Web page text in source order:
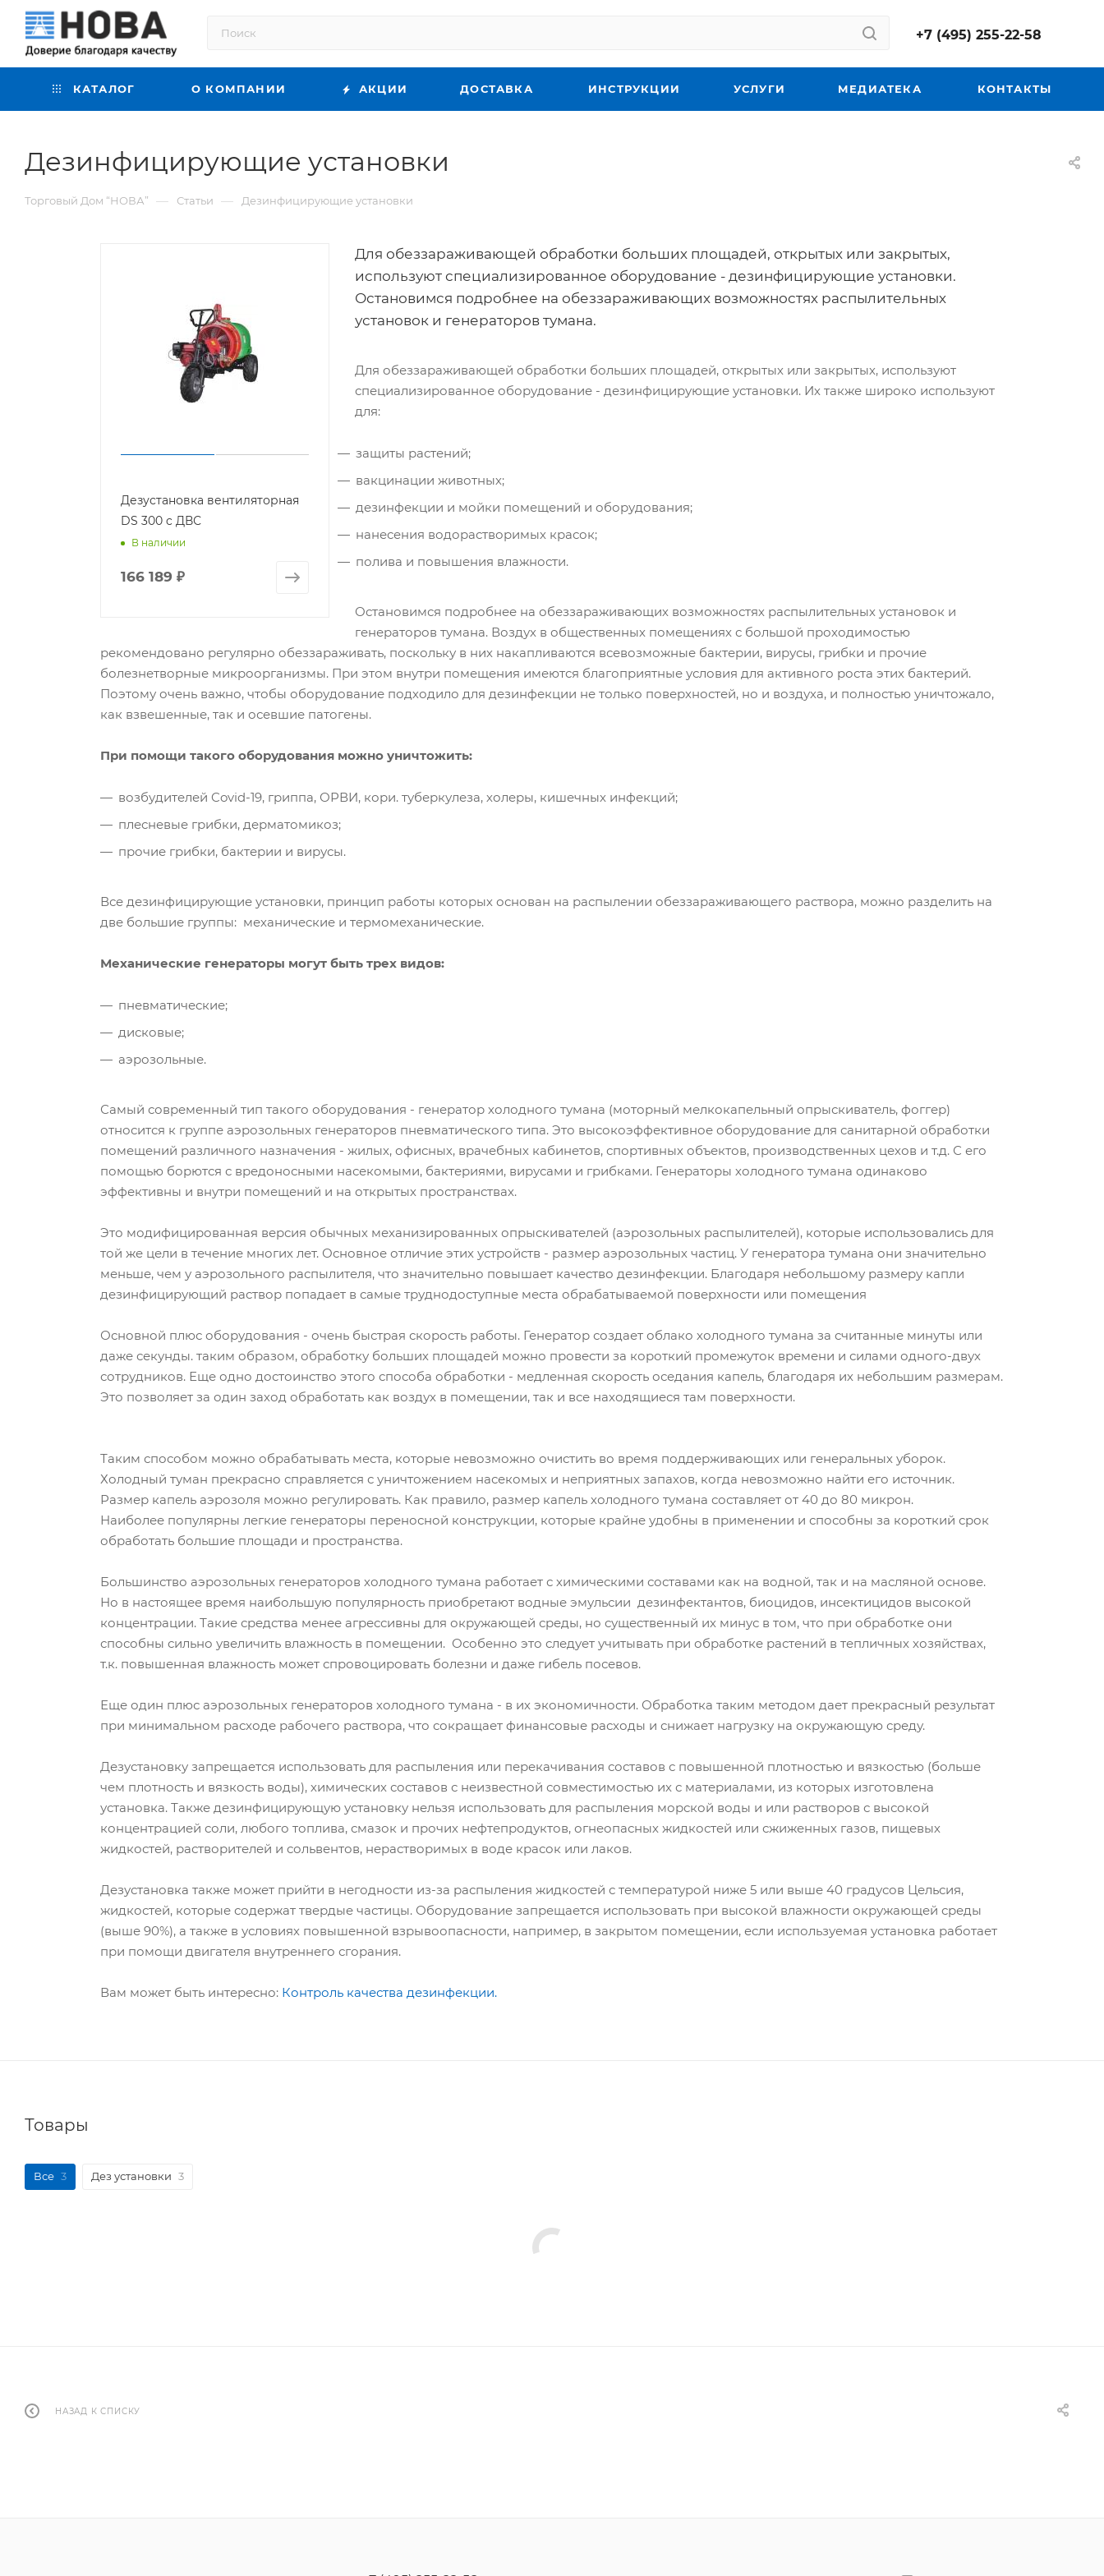
+7 (495) 255-22-58
КАТАЛОГ О КОМПАНИИ АКЦИИ ДОСТАВКА ИНСТРУКЦИИ УСЛУГИ МЕДИАТЕКА КОНТАКТЫ
Дезинфицирующие установки
Торговый Дом “НОВА” — Статьи — Дезинфицирующие установки
Дезустановка вентиляторная
DS 300 c ДВС
В наличии
166 189 ₽
Для обеззараживающей обработки больших площадей, открытых или закрытых,
используют специализированное оборудование - дезинфицирующие установки.
Остановимся подробнее на обеззараживающих возможностях распылительных
установок и генераторов тумана.
Для обеззараживающей обработки больших площадей, открытых или закрытых, используют
специализированное оборудование - дезинфицирующие установки. Их также широко используют
для:
защиты растений;
вакцинации животных;
дезинфекции и мойки помещений и оборудования;
нанесения водорастворимых красок;
полива и повышения влажности.
Остановимся подробнее на обеззараживающих возможностях распылительных установок и
генераторов тумана. Воздух в общественных помещениях с большой проходимостью
рекомендовано регулярно обеззараживать, поскольку в них накапливаются всевозможные бактерии, вирусы, грибки и прочие
болезнетворные микроорганизмы. При этом внутри помещения имеются благоприятные условия для активного роста этих бактерий.
Поэтому очень важно, чтобы оборудование подходило для дезинфекции не только поверхностей, но и воздуха, и полностью уничтожало,
как взвешенные, так и осевшие патогены.
При помощи такого оборудования можно уничтожить:
возбудителей Covid-19, гриппа, ОРВИ, кори. туберкулеза, холеры, кишечных инфекций;
плесневые грибки, дерматомикоз;
прочие грибки, бактерии и вирусы.
Все дезинфицирующие установки, принцип работы которых основан на распылении обеззараживающего раствора, можно разделить на
две большие группы: механические и термомеханические.
Механические генераторы могут быть трех видов:
пневматические;
дисковые;
аэрозольные.
Самый современный тип такого оборудования - генератор холодного тумана (моторный мелкокапельный опрыскиватель, фоггер)
относится к группе аэрозольных генераторов пневматического типа. Это высокоэффективное оборудование для санитарной обработки
помещений различного назначения - жилых, офисных, врачебных кабинетов, спортивных объектов, производственных цехов и т.д. С его
помощью борются с вредоносными насекомыми, бактериями, вирусами и грибками. Генераторы холодного тумана одинаково
эффективны и внутри помещений и на открытых пространствах.
Это модифицированная версия обычных механизированных опрыскивателей (аэрозольных распылителей), которые использовались для
той же цели в течение многих лет. Основное отличие этих устройств - размер аэрозольных частиц. У генератора тумана они значительно
меньше, чем у аэрозольного распылителя, что значительно повышает качество дезинфекции. Благодаря небольшому размеру капли
дезинфицирующий раствор попадает в самые труднодоступные места обрабатываемой поверхности или помещения
Основной плюс оборудования - очень быстрая скорость работы. Генератор создает облако холодного тумана за считанные минуты или
даже секунды. таким образом, обработку больших площадей можно провести за короткий промежуток времени и силами одного-двух
сотрудников. Еще одно достоинство этого способа обработки - медленная скорость оседания капель, благодаря их небольшим размерам.
Это позволяет за один заход обработать как воздух в помещении, так и все находящиеся там поверхности.
Таким способом можно обрабатывать места, которые невозможно очистить во время поддерживающих или генеральных уборок.
Холодный туман прекрасно справляется с уничтожением насекомых и неприятных запахов, когда невозможно найти его источник.
Размер капель аэрозоля можно регулировать. Как правило, размер капель холодного тумана составляет от 40 до 80 микрон.
Наиболее популярны легкие генераторы переносной конструкции, которые крайне удобны в применении и способны за короткий срок
обработать большие площади и пространства.
Большинство аэрозольных генераторов холодного тумана работает с химическими составами как на водной, так и на масляной основе.
Но в настоящее время наибольшую популярность приобретают водные эмульсии дезинфектантов, биоцидов, инсектицидов высокой
концентрации. Такие средства менее агрессивны для окружающей среды, но существенный их минус в том, что при обработке они
способны сильно увеличить влажность в помещении. Особенно это следует учитывать при обработке растений в тепличных хозяйствах,
т.к. повышенная влажность может спровоцировать болезни и даже гибель посевов.
Еще один плюс аэрозольных генераторов холодного тумана - в их экономичности. Обработка таким методом дает прекрасный результат
при минимальном расходе рабочего раствора, что сокращает финансовые расходы и снижает нагрузку на окружающую среду.
Дезустановку запрещается использовать для распыления или перекачивания составов с повышенной плотностью и вязкостью (больше
чем плотность и вязкость воды), химических составов с неизвестной совместимостью их с материалами, из которых изготовлена
установка. Также дезинфицирующую установку нельзя использовать для распыления морской воды и или растворов с высокой
концентрацией соли, любого топлива, смазок и прочих нефтепродуктов, огнеопасных жидкостей или сжиженных газов, пищевых
жидкостей, растворителей и сольвентов, нерастворимых в воде красок или лаков.
Дезустановка также может прийти в негодности из-за распыления жидкостей с температурой ниже 5 или выше 40 градусов Цельсия,
жидкостей, которые содержат твердые частицы. Оборудование запрещается использовать при высокой влажности окружающей среды
(выше 90%), а также в условиях повышенной взрывоопасности, например, в закрытом помещении, если используемая установка работает
при помощи двигателя внутреннего сгорания.
Вам может быть интересно: Контроль качества дезинфекции.
Товары
Все 3 Дез установки 3
НАЗАД К СПИСКУ